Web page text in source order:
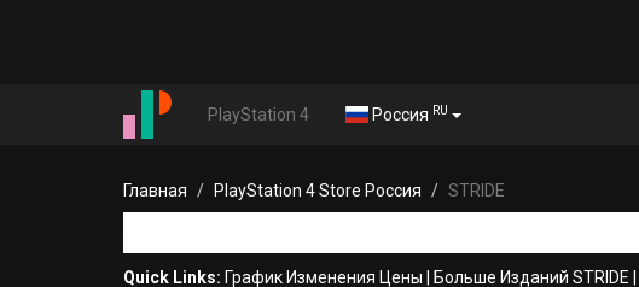
PlayStation 4 Россия RU
Главная PlayStation 4 Store Россия STRIDE
Quick Links: График Изменения Цены Больше Изданий STRIDE